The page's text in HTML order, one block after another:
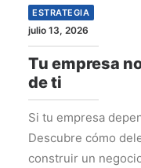
ESTRATEGIA
julio 13, 2026
Tu empresa
de ti
Si tu empresa
Descubre cómo
construir un